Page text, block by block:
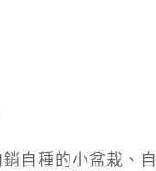
自種的小盆栽、